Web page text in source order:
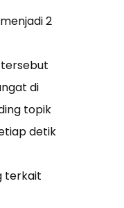
2
di
topik
detik
terkait